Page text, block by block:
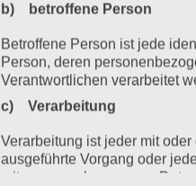
b) betroffene Person
Betroffene Person ist jede
Person, deren
Verantwortlichen verarbeitet
c) Verarbeitung
Verarbeitung ist jeder mit
ausgeführte Vorgang oder
mit personenbezogenen